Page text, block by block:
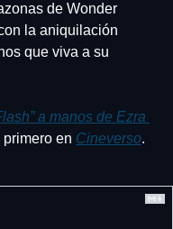
de Wonder
la aniquilación
que viva a su
a manos de Ezra
en Cineverso.